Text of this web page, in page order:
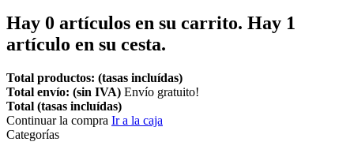
Hay 0 artículos en su carrito. Hay 1
artículo en su cesta.
Total productos: (tasas incluídas)
Total envío: (sin IVA) Envío gratuito!
Total (tasas incluídas)
Continuar la compra Ir a la caja
Categorías